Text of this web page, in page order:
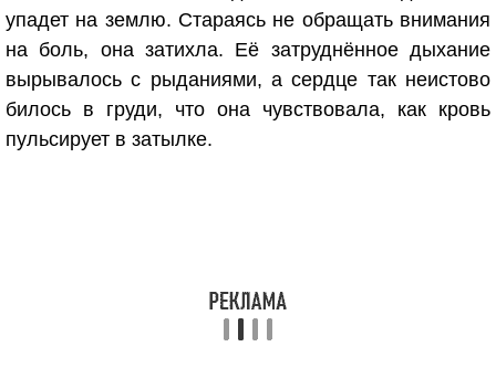
упадет на землю. Стараясь не обращать внимания
на боль, она затихла. Её затруднённое дыхание
вырывалось с рыданиями, а сердце так неистово
билось в груди, что она чувствовала, как кровь
пульсирует в затылке.